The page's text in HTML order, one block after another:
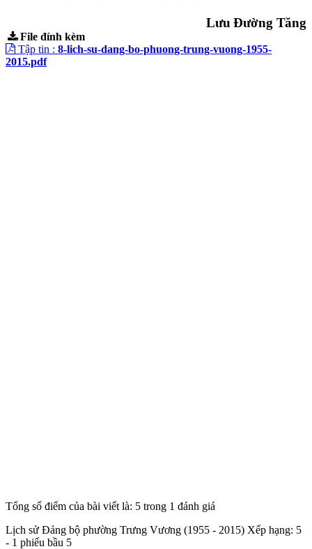
Lưu Đường Tăng
File đính kèm
Tập tin : 8-lich-su-dang-bo-phuong-trung-vuong-1955-
2015.pdf
Tổng số điểm của bài viết là: 5 trong 1 đánh giá
Lịch sử Đảng bộ phường Trưng Vương (1955 - 2015) Xếp hạng: 5
- 1 phiếu bầu 5